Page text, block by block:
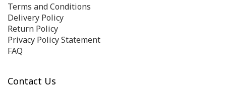
Terms and Conditions
Delivery Policy
Return Policy
Privacy Policy Statement
FAQ
Contact Us